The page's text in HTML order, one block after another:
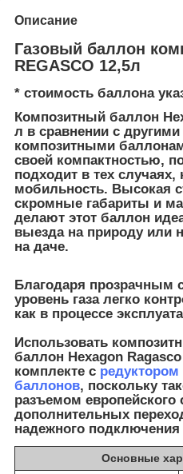
Описание
Газовый баллон
REGASCO 12,5л
* стоимость баллона
Композитный баллон
л в сравнении с
композитными
своей компактностью,
подходит в тех случаях,
мобильность. Высокая
скромные габариты и
делают этот баллон
выезда на природу или
на даче.
Благодаря прозрачным
уровень газа легко
как в процессе
Использовать
баллон Hexagon
комплекте с
баллонов, поскольку
разъемом европейского
дополнительных
надежного подключения
Основные